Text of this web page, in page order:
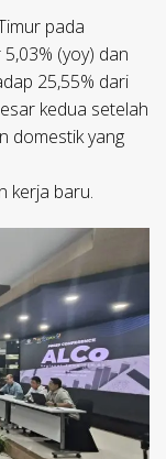
pada
(yoy) dan
25,55% dari
kedua setelah
domestik yang
kerja baru.